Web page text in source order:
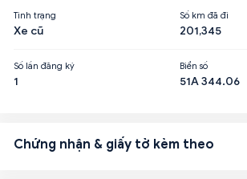
Tình trạng
Xe cũ
Số km đã đi
201,345
Số lần đăng ký
1
Biển số
51A 344.06
Chứng nhận & giấy tờ kèm theo